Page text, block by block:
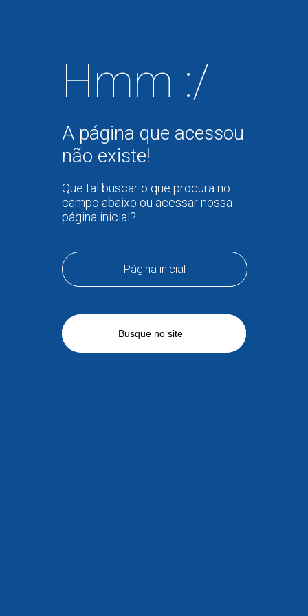
Hmm :/
A página que acessou
não existe!
Que tal buscar o que procura no
campo abaixo ou acessar nossa
página inicial?
Página inicial